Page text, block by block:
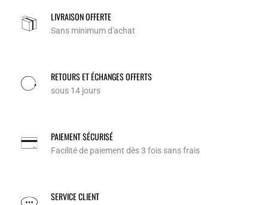
LIVRAISON OFFERTE
Sans minimum d'achat
RETOURS ET ÉCHANGES OFFERTS
sous 14 jours
PAIEMENT SÉCURISÉ
Facilité de paiement dès 3 fois sans frais
SERVICE CLIENT